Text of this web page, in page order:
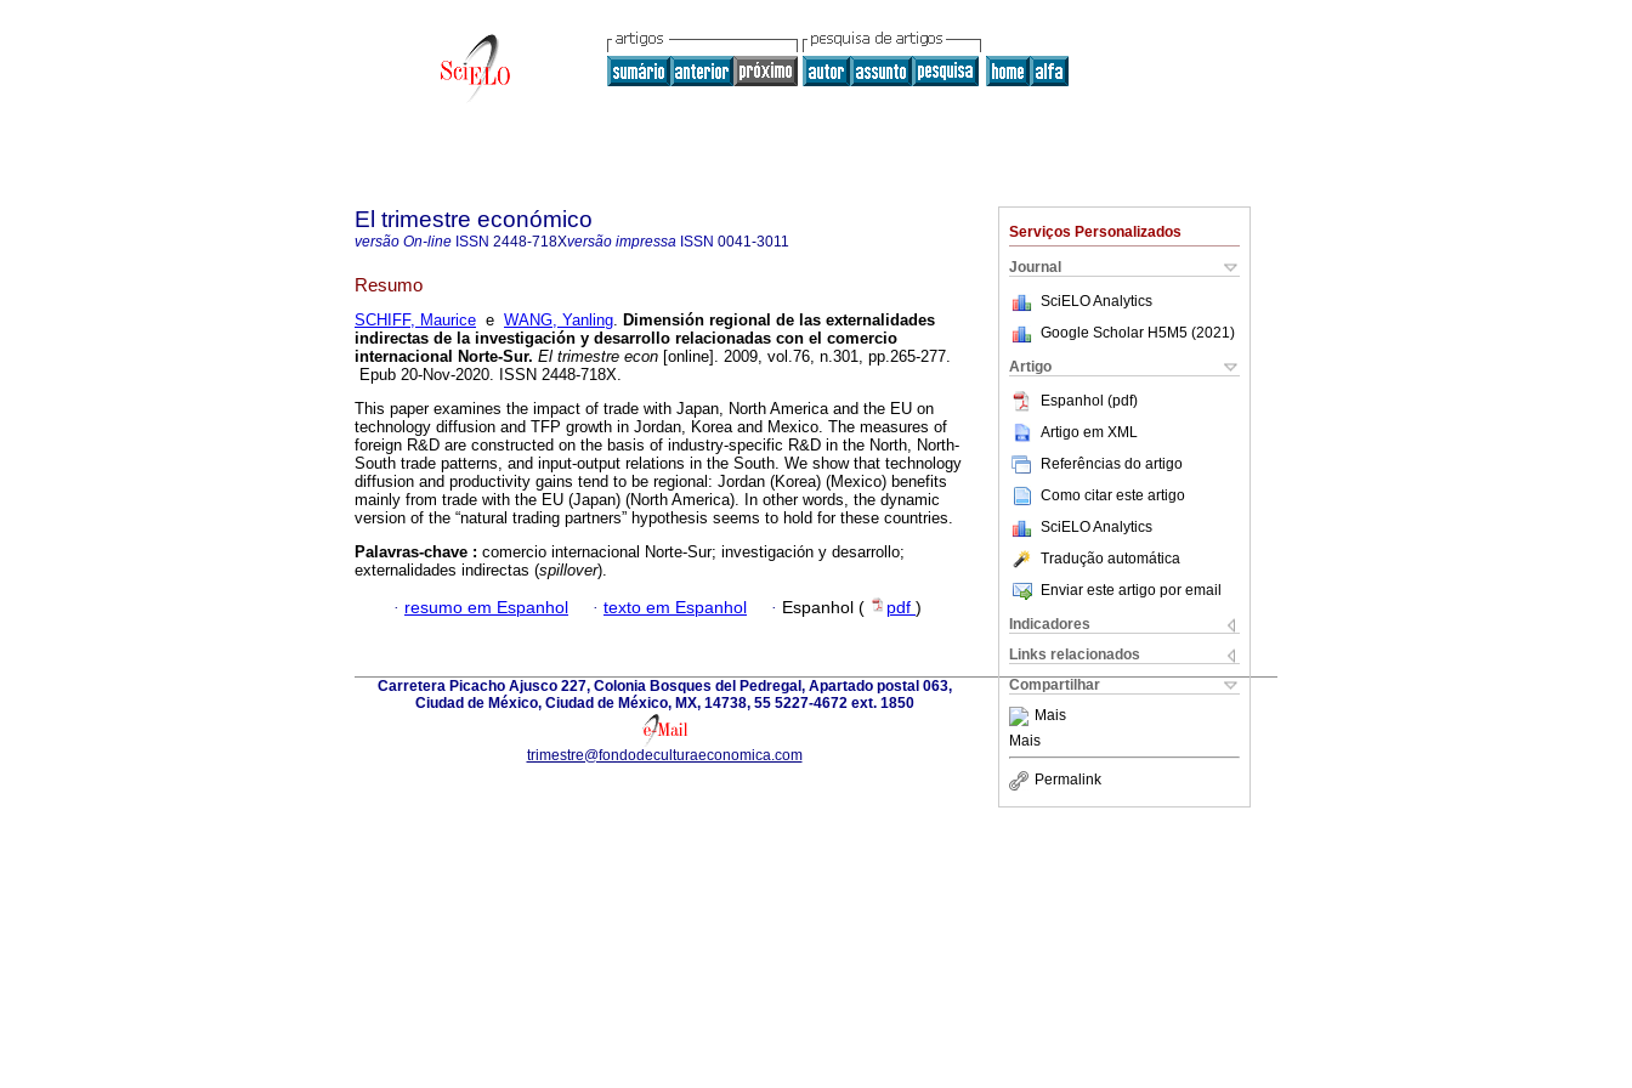
Serviços Personalizados
Journal
SciELO Analytics
Google Scholar H5M5 (2021 )
Artigo
Espanhol (pdf)
Artigo em XML
Referências do artigo
Como citar este artigo
SciELO Analytics
Tradução automática
Enviar este artigo por email
Indicadores
Links relacionados
Compartilhar
Mais
Mais
Permalink
El trimestre económico
versão On-line ISSN 2448-718Xversão impressa ISSN 0041-3011
Resumo
SCHIFF, Maurice e WANG, Yanling. Dimensión regional de las externalidades
indirectas de la investigación y desarrollo relacionadas con el comercio
internacional Norte-Sur. El trimestre econ [online]. 2009, vol.76, n.301, pp.265-277.
Epub 20-Nov-2020. ISSN 2448-718X.
This paper examines the impact of trade with Japan, North America and the EU on
technology diffusion and TFP growth in Jordan, Korea and Mexico. The measures of
foreign R&D are constructed on the basis of industry-specific R&D in the North, North-
South trade patterns, and input-output relations in the South. We show that technology
diffusion and productivity gains tend to be regional: Jordan (Korea) (Mexico) benefits
mainly from trade with the EU (Japan) (North America). In other words, the dynamic
version of the “natural trading partners” hypothesis seems to hold for these countries.
Palavras-chave : comercio internacional Norte-Sur; investigación y desarrollo;
externalidades indirectas (spillover).
· resumo em Espanhol · texto em Espanhol · Espanhol ( pdf )
Carretera Picacho Ajusco 227, Colonia Bosques del Pedregal, Apartado postal 063,
Ciudad de México, Ciudad de México, MX, 14738, 55 5227-4672 ext. 1850
trimestre@fondodeculturaeconomica.com